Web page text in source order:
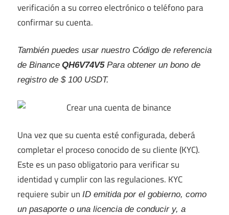
verificación a su correo electrónico o teléfono para
confirmar su cuenta.
También puedes usar nuestro Código de referencia
de Binance QH6V74V5Para obtener un bono de
registro de $ 100 USDT.
Una vez que su cuenta esté configurada, deberá
completar el proceso conocido de su cliente (KYC).
Este es un paso obligatorio para verificar su
identidad y cumplir con las regulaciones. KYC
requiere subir un ID emitida por el gobierno, como
un pasaporte o una licencia de conducir y, a